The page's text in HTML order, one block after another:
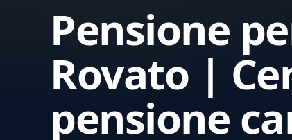
Pensione
Rovato |
pensione